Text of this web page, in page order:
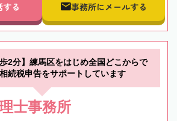
る 事務所にメールする
2分】練馬区をはじめ全国どこからで
続税申告をサポートしています
士事務所